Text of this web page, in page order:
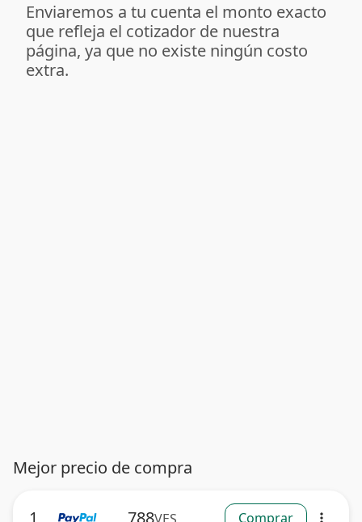
Enviaremos a tu cuenta el monto exacto
que refleja el cotizador de nuestra
página, ya que no existe ningún costo
extra.
Mejor precio de compra
1 788 Comprar more_vert